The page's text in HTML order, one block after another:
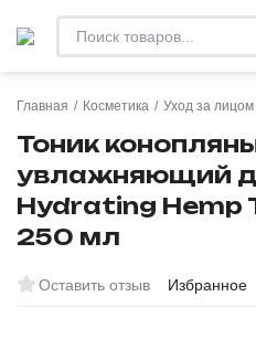
Главная / Косметика / Уход за лицом
Тоник
увлажняющий
Hydrating Hemp
250 мл
Оставить отзыв Избранное